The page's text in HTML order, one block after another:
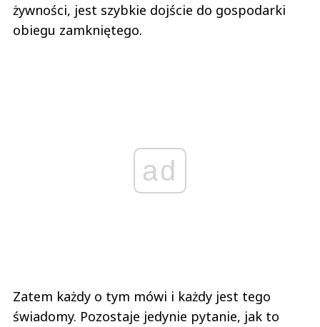
żywności, jest szybkie dojście do gospodarki
obiegu zamkniętego.
ad
Zatem każdy o tym mówi i każdy jest tego
świadomy. Pozostaje jedynie pytanie, jak to